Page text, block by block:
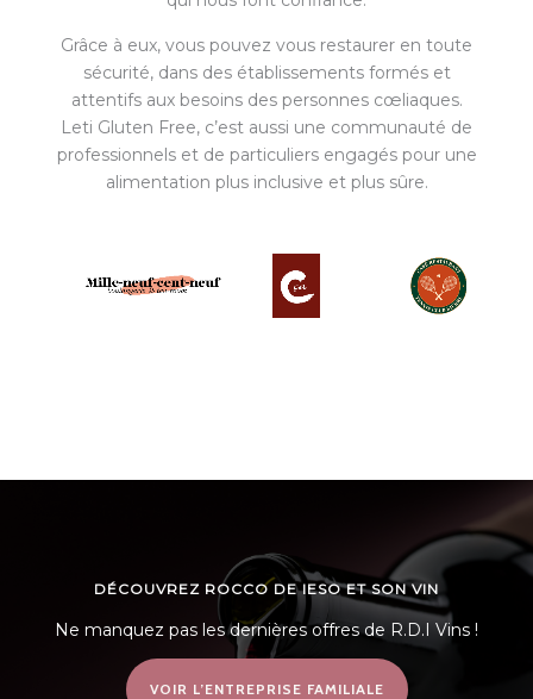
Grâce à eux, vous pouvez vous restaurer en toute
sécurité, dans des établissements formés et
attentifs aux besoins des personnes cœliaques.
Leti Gluten Free, c’est aussi une communauté de
professionnels et de particuliers engagés pour une
alimentation plus inclusive et plus sûre.
DÉCOUVREZ ROCCO DE IESO ET SON VIN
Ne manquez pas les dernières offres de R.D.I Vins !
VOIR L’ENTREPRISE FAMILIALE